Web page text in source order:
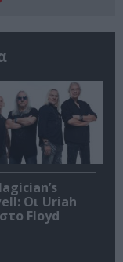
Οι Uriah
Floyd